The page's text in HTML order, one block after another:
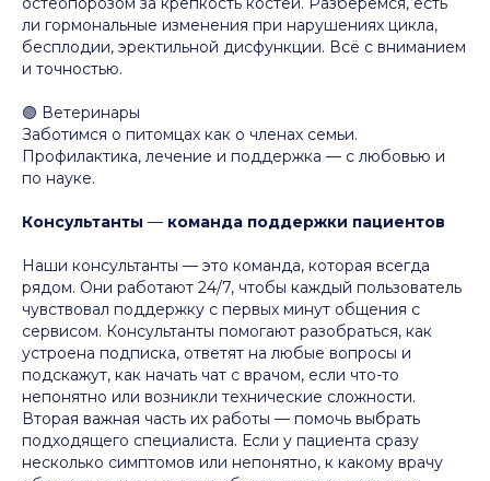
ли гормональные изменения при нарушениях цикла,
бесплодии, эректильной дисфункции. Всё с вниманием
и точностью.
🟣 Ветеринары
Заботимся о питомцах как о членах семьи.
Профилактика, лечение и поддержка — с любовью и
по науке.
Консультанты — команда поддержки пациентов
Наши консультанты — это команда, которая всегда
рядом. Они работают 24/7, чтобы каждый пользователь
чувствовал поддержку с первых минут общения с
сервисом. Консультанты помогают разобраться, как
устроена подписка, ответят на любые вопросы и
подскажут, как начать чат с врачом, если что-то
непонятно или возникли технические сложности.
Вторая важная часть их работы — помочь выбрать
подходящего специалиста. Если у пациента сразу
несколько симптомов или непонятно, к какому врачу